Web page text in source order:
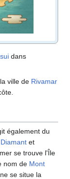
dans
ville de Rivamar
également du
et
mer se trouve l'Île
nom de Mont
se situe la